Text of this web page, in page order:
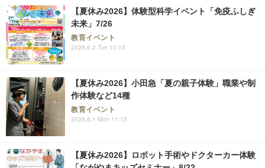
【夏休み2026】体験型科学イベント「免疫ふしぎ
未来」7/26
教育イベント
2026.6.2 Tue 10:15
【夏休み2026】小田急「夏の親子体験」職業や制
作体験など14種
教育イベント
2026.6.1 Mon 11:15
【夏休み2026】ロボット手術やドクターカー体験